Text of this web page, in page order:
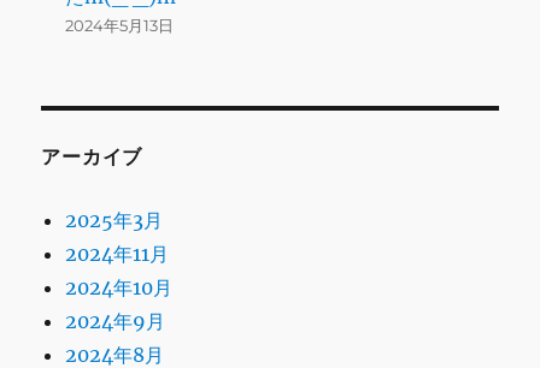
2024年5月13日
アーカイブ
2025年3月
2024年11月
2024年10月
2024年9月
2024年8月